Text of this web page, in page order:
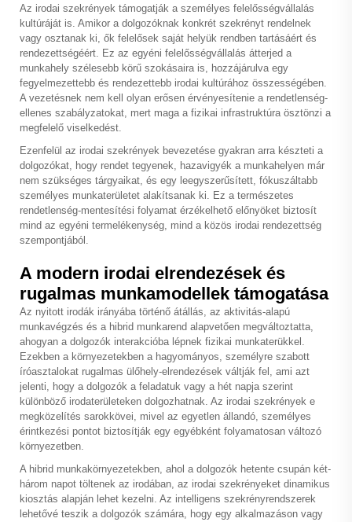
Az irodai szekrények támogatják a személyes felelősségvállalás
kultúráját is. Amikor a dolgozóknak konkrét szekrényt rendelnek
vagy osztanak ki, ők felelősek saját helyük rendben tartásáért és
rendezettségéért. Ez az egyéni felelősségvállalás átterjed a
munkahely szélesebb körű szokásaira is, hozzájárulva egy
fegyelmezettebb és rendezettebb irodai kultúrához összességében.
A vezetésnek nem kell olyan erősen érvényesítenie a rendetlenség-
ellenes szabályzatokat, mert maga a fizikai infrastruktúra ösztönzi a
megfelelő viselkedést.
Ezenfelül az irodai szekrények bevezetése gyakran arra készteti a
dolgozókat, hogy rendet tegyenek, hazavigyék a munkahelyen már
nem szükséges tárgyaikat, és egy leegyszerűsített, fókuszáltabb
személyes munkaterületet alakítsanak ki. Ez a természetes
rendetlenség-mentesítési folyamat érzékelhető előnyöket biztosít
mind az egyéni termelékenység, mind a közös irodai rendezettség
szempontjából.
A modern irodai elrendezések és
rugalmas munkamodellek támogatása
Az nyitott irodák irányába történő átállás, az aktivitás-alapú
munkavégzés és a hibrid munkarend alapvetően megváltoztatta,
ahogyan a dolgozók interakcióba lépnek fizikai munkaterükkel.
Ezekben a környezetekben a hagyományos, személyre szabott
íróasztalokat rugalmas ülőhely-elrendezések váltják fel, ami azt
jelenti, hogy a dolgozók a feladatuk vagy a hét napja szerint
különböző irodaterületeken dolgozhatnak. Az irodai szekrények e
megközelítés sarokkövei, mivel az egyetlen állandó, személyes
érintkezési pontot biztosítják egy egyébként folyamatosan változó
környezetben.
A hibrid munkakörnyezetekben, ahol a dolgozók hetente csupán két-
három napot töltenek az irodában, az irodai szekrényeket dinamikus
kiosztás alapján lehet kezelni. Az intelligens szekrényrendszerek
lehetővé teszik a dolgozók számára, hogy egy alkalmazáson vagy